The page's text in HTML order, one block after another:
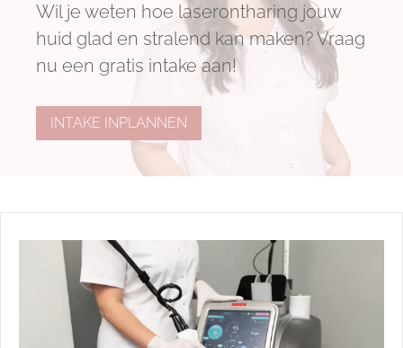
Wil je weten hoe laserontharing jouw
huid glad en stralend kan maken? Vraag
nu een gratis intake aan!
INTAKE INPLANNEN